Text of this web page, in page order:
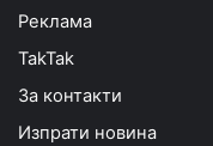
Реклама
TakTak
За контакти
Изпрати новина